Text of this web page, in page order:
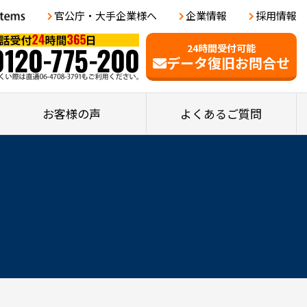
官公庁・大手企業様へ 企業情報 採用情報
24時間受付可能
データ復旧お問合せ
お客様の声 よくあるご質問